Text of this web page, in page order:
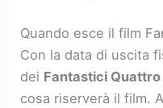
Quando esce il film
Con la data di uscita
dei Fantastici Quattro
cosa riserverà il film.